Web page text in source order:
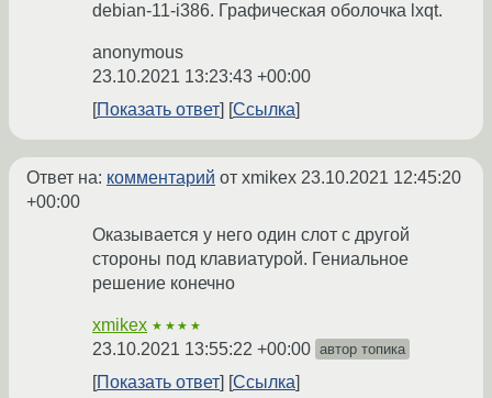
debian-11-i386. Графическая оболочка lxqt.
anonymous
23.10.2021 13:23:43 +00:00
Показать ответ
Ссылка
Ответ на: комментарий от xmikex 23.10.2021 12:45:20
+00:00
Оказывается у него один слот с другой
стороны под клавиатурой. Гениальное
решение конечно
xmikex ★★★★
23.10.2021 13:55:22 +00:00 автор топика
Показать ответ Ссылка